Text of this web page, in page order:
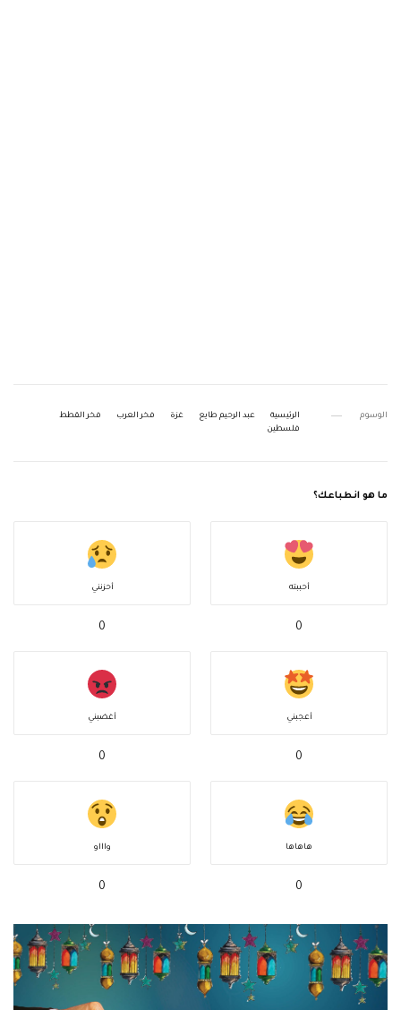
الوسوم الرئيسية عبد الرحيم طايع غزة فخر العرب
فخر القطط
فلسطين
ما هو انطباعك؟
أحببته
0
أحزنني
0
أعجبني
0
أغضبني
0
هاهاها
0
واااو
0